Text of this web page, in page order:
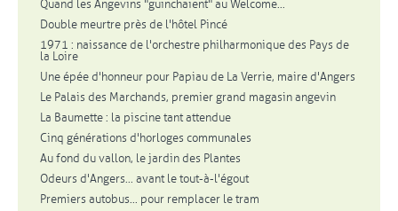
Quand les Angevins "guinchaient" au Welcome...
Double meurtre près de l'hôtel Pincé
1971 : naissance de l'orchestre philharmonique des Pays de
la Loire
Une épée d'honneur pour Papiau de La Verrie, maire d'Angers
Le Palais des Marchands, premier grand magasin angevin
La Baumette : la piscine tant attendue
Cinq générations d'horloges communales
Au fond du vallon, le jardin des Plantes
Odeurs d'Angers... avant le tout-à-l'égout
Premiers autobus... pour remplacer le tram